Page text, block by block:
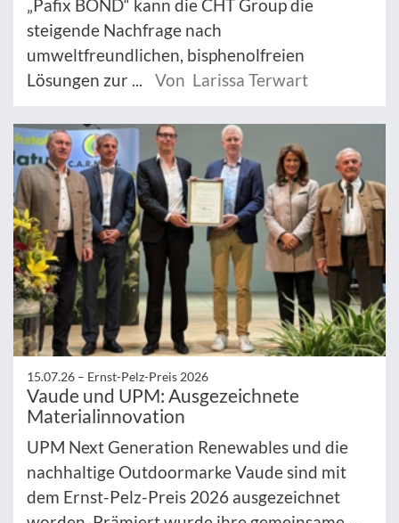
„Pafix BOND“ kann die CHT Group die
steigende Nachfrage nach
umweltfreundlichen, bisphenolfreien
Lösungen zur ...
Von Larissa Terwart
15.07.26 – Ernst-Pelz-Preis 2026
Vaude und UPM: Ausgezeichnete
Materialinnovation
UPM Next Generation Renewables und die
nachhaltige Outdoormarke Vaude sind mit
dem Ernst-Pelz-Preis 2026 ausgezeichnet